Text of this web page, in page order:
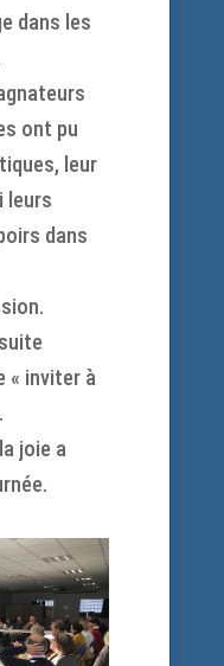
dans les
ont pu
leur
leurs
dans
« inviter à
joie a